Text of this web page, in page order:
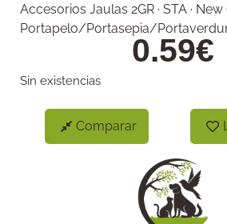
Accesorios Jaulas 2GR · STA ·
Portapelo/Portasepia/
0.59€
Sin existencias
Comparar